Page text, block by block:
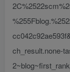
ch_result.none-